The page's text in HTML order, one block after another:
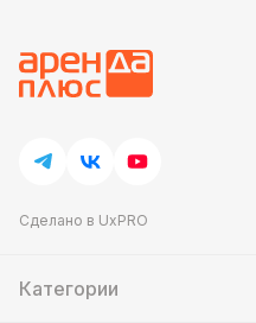
Сделано в UxPRO
Категории